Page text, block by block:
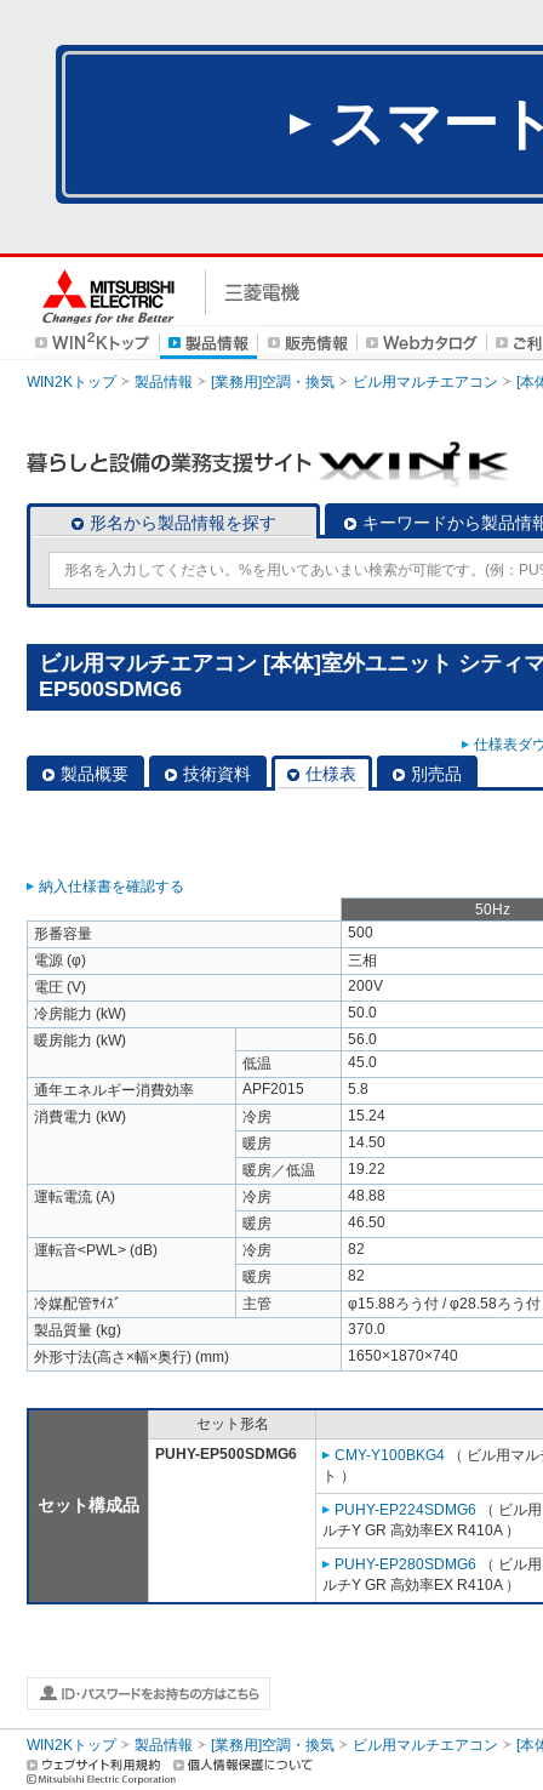
スマー
WIN2Kトップ 製品情報 [業務用]空調・換気 ビル用マルチエアコン [本
形名から製品情報を探す キーワードから製品情
ビル用マルチエアコン [本体]室外ユニット シティ
EP500SDMG6
仕様表ダ
製品概要 技術資料 仕様表 別売品
納入仕様書を確認する
50Hz
形番容量
500
電源 (φ)
三相
電圧 (V)
200V
冷房能力 (kW)
50.0
暖房能力 (kW)
56.0
低温
45.0
通年エネルギー消費効率
APF2015
5.8
消費電力 (kW)
冷房
15.24
暖房
14.50
暖房／低温
19.22
運転電流 (A)
冷房
48.88
暖房
46.50
運転音<PWL> (dB)
冷房
82
暖房
82
冷媒配管ｻｲｽﾞ
主管
φ15.88ろう付 / φ28.58ろう付
製品質量 (kg)
370.0
外形寸法(高さ×幅×奥行) (mm)
1650×1870×740
セット構成品
セット形名
PUHY-EP500SDMG6
CMY-Y100BKG4 （ ビル用マ
ト ）
PUHY-EP224SDMG6 （ ビル
ルチY GR 高効率EX R410A ）
PUHY-EP280SDMG6 （ ビル
ルチY GR 高効率EX R410A ）
WIN2Kトップ 製品情報 [業務用]空調・換気 ビル用マルチエアコン [本